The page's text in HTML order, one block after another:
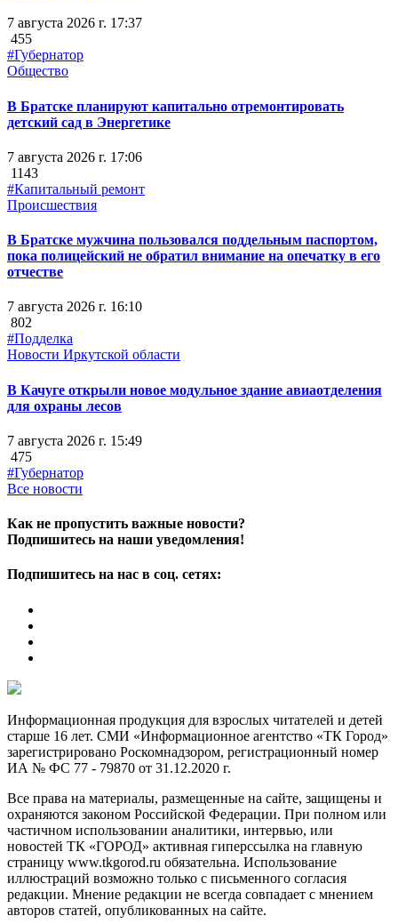
7 августа 2026 г. 17:37
455
#Губернатор
Общество
В Братске планируют капитально отремонтировать
детский сад в Энергетике
7 августа 2026 г. 17:06
1143
#Капитальный ремонт
Происшествия
В Братске мужчина пользовался поддельным паспортом,
пока полицейский не обратил внимание на опечатку в его
отчестве
7 августа 2026 г. 16:10
802
#Подделка
Новости Иркутской области
В Качуге открыли новое модульное здание авиаотделения
для охраны лесов
7 августа 2026 г. 15:49
475
#Губернатор
Все новости
Как не пропустить важные новости?
Подпишитесь на наши уведомления!
Подпишитесь на нас в соц. сетях:
Информационная продукция для взрослых читателей и детей
старше 16 лет. СМИ «Информационное агентство «ТК Город»
зарегистрировано Роскомнадзором, регистрационный номер
ИА № ФС 77 - 79870 от 31.12.2020 г.
Все права на материалы, размещенные на сайте, защищены и
охраняются законом Российской Федерации. При полном или
частичном использовании аналитики, интервью, или
новостей ТК «ГОРОД» активная гиперссылка на главную
страницу www.tkgorod.ru обязательна. Использование
иллюстраций возможно только с письменного согласия
редакции. Мнение редакции не всегда совпадает с мнением
авторов статей, опубликованных на сайте.